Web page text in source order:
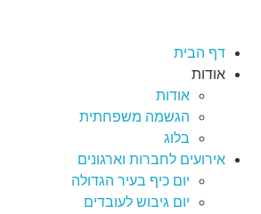
דף הבית
אודות
אודות
הגשמה משפחתית
בלוג
אירועים לחברות וארגונים
יום כיף בעיר הגדולה
יום גיבוש לעובדים